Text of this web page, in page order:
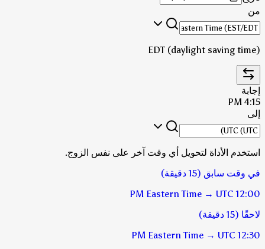
من
EDT (daylight saving time)
إجابة
4:15 PM
إلى
استخدم الأداة لتحويل أي وقت آخر على نفس الزوج.
في وقت سابق (15 دقيقة)
12:00 PM
Eastern Time → UTC
لاحقًا (15 دقيقة)
12:30 PM
Eastern Time → UTC